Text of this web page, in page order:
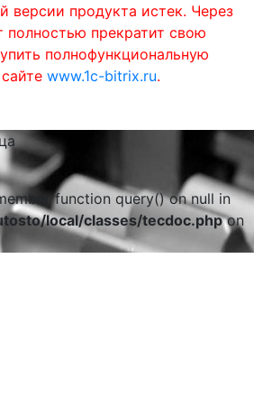
версии продукта истек. Через
полностью прекратит свою
полнофункциональную
www.1c-bitrix.ru.
function query() on null in
local/classes/tecdoc.phpon